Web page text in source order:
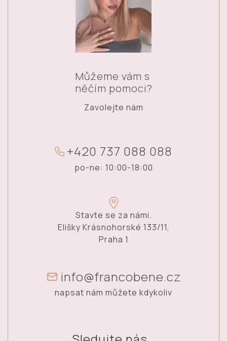
Můžeme vám s
něčím pomoci?
Zavolejte nám
+420 737 088 088
po-ne: 10:00-18:00
Stavte se za námi.
Elišky Krásnohorské 133/11,
Praha 1
info@francobene.cz
napsat nám můžete kdykoliv